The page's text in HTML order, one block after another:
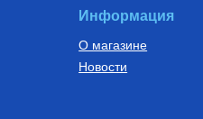
Информация
О магазине
Новости